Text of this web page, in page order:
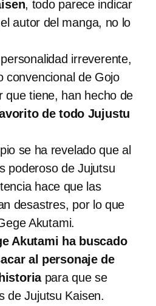
, todo parece indicar
autor del manga, no lo
irreverente,
convencional de Gojo
que tiene, han hecho de
de todo Jujustu
se ha revelado que al
poderoso de Jujutsu
hace que las
desastres, por lo que
Akutami.
Akutami ha buscado
al personaje de
para que se
de Jujutsu Kaisen.